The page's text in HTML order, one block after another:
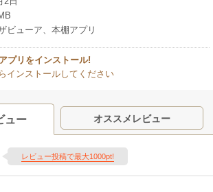
ビューア、本棚アプリ
プリをインストール!
インストールしてください
ュー オススメレビュー
レビュー投稿で最大1000pt!